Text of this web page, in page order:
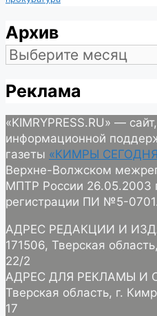
Архив
Архив
Реклама
«KIMRYPRESS.RU» —
информационной
газеты «КИМРЫ
Верхне-Волжском
МПТР России 26.05.2003
регистрации ПИ №5-0701.
АДРЕС РЕДАКЦИИ И
171506, Тверская
22/2
АДРЕС ДЛЯ РЕКЛАМЫ И
Тверская область, г.
17